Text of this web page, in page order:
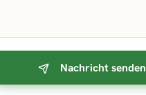
Nachricht senden